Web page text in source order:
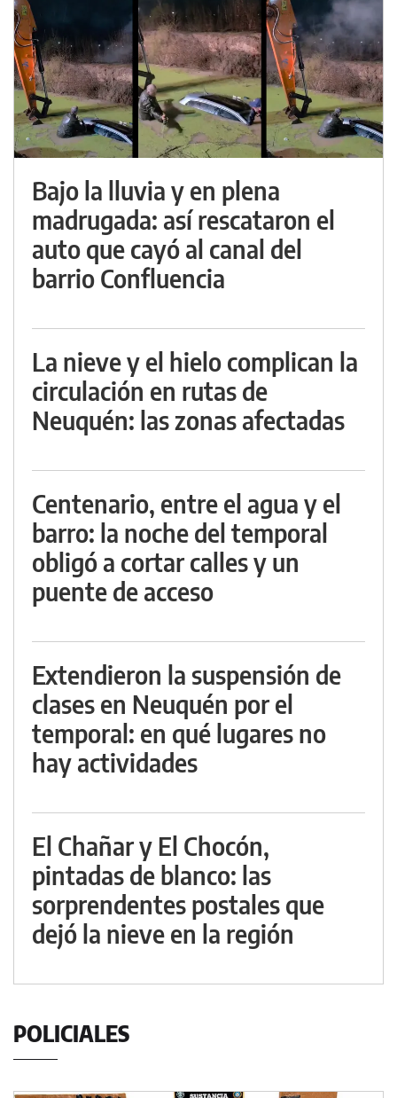
Bajo la lluvia y en plena
madrugada: así rescataron el
auto que cayó al canal del
barrio Confluencia
La nieve y el hielo complican la
circulación en rutas de
Neuquén: las zonas afectadas
Centenario, entre el agua y el
barro: la noche del temporal
obligó a cortar calles y un
puente de acceso
Extendieron la suspensión de
clases en Neuquén por el
temporal: en qué lugares no
hay actividades
El Chañar y El Chocón,
pintadas de blanco: las
sorprendentes postales que
dejó la nieve en la región
POLICIALES